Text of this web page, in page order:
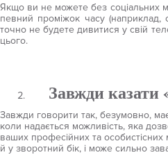
Якщо ви не можете без соціальних
певний проміжок часу (наприклад,
точно не будете дивитися у свій
цього.
Завжди казати
Завжди говорити так, безумовно,
коли надається можливість, яка
ваших професійних та
й у зворотний бік, і може сильно